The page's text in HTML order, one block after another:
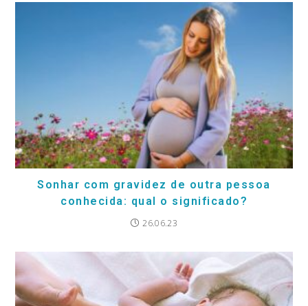
Sonhar com gravidez de outra pessoa
conhecida: qual o significado?
26.06.23